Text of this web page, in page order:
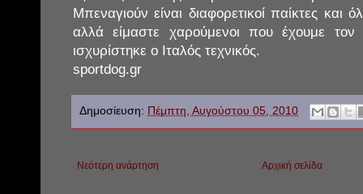
Μπεναγιούν είναι διαφορετικοί παίκτες και
αλλά είμαστε χαρούμενοι που έχουμε τον
ισχυρίστηκε ο Ιταλός τεχνικός.
sportdog.gr
Δημοσίευση: Πέμπτη, Αυγούστου 05, 2010
Νεότερη ανάρτηση Αρχική σελίδα